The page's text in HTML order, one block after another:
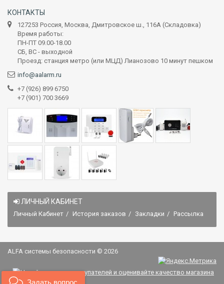
КОНТАКТЫ
127253 Россия, Москва, Дмитровское ш., 116А (Складовка)
Время работы:
ПН-ПТ 09.00-18.00
СБ, ВС - выходной
Проезд: станция метро (или МЦД) Лианозово 10 минут пешком
info@aalarm.ru
+7 (926) 899 6750
+7 (901) 700 3669
ЛИЧНЫЙ КАБИНЕТ
Личный Кабинет История заказов Закладки Рассылка
ALFA системы безопасности © 2026
Задать вопрос